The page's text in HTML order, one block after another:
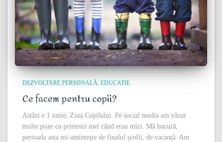
DEZVOLTARE PERSONALĂ EDUCATIE
Ce facem pentru copii?
Astăzi e 1 iunie, Ziua Copilului. Pe social media am văzut
multe poze cu prietenii mei când erau mici. Mă bucură,
perioada asta mi-amintește de finalul școlii, de vacanță. Am